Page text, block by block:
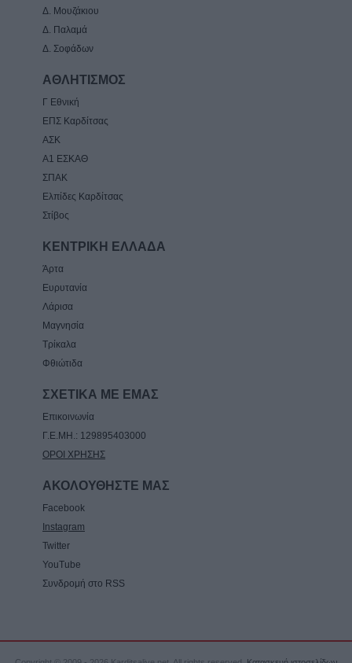
Δ. Μουζάκιου
Δ. Παλαμά
Δ. Σοφάδων
ΑΘΛΗΤΙΣΜΟΣ
Γ Εθνική
ΕΠΣ Καρδίτσας
ΑΣΚ
Α1 ΕΣΚΑΘ
ΣΠΑΚ
Ελπίδες Καρδίτσας
Στίβος
ΚΕΝΤΡΙΚΗ ΕΛΛΑΔΑ
Άρτα
Ευρυτανία
Λάρισα
Μαγνησία
Τρίκαλα
Φθιώτιδα
ΣΧΕΤΙΚΑ ΜΕ ΕΜΑΣ
Επικοινωνία
Γ.Ε.ΜΗ.: 129895403000
ΟΡΟΙ ΧΡΗΣΗΣ
ΑΚΟΛΟΥΘΗΣΤΕ ΜΑΣ
Facebook
Instagram
Twitter
YouTube
Συνδρομή στο RSS